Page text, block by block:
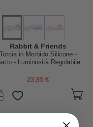
Rabbit & Friends
Torcia in Morbido Silicone -
- Luminosità Regolabile
23,95 €